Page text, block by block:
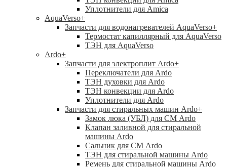
Уплотнители для Amica
AquaVerso+
Запчасти для водонагревателей AquaVerso+
Термостат капиллярный для AquaVerso
ТЭН для AquaVerso
Ardo+
Запчасти для электроплит Ardo+
Переключатели для Ardo
ТЭН духовки для Ardo
ТЭН конвекции для Ardo
Уплотнители для Ardo
Запчасти для стиральных машин Ardo+
Замок люка (УБЛ) для СМ Ardo
Клапан заливной для стиральной
машины Ardo
Сальник для СМ Ardo
ТЭН для стиральной машины Ardo
Ремень для стиральной машины Ardo